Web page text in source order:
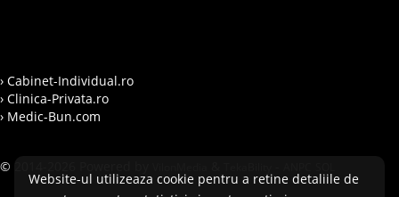
› Cabinet-Individual.ro
› Clinica-Privata.ro
› Medic-Bun.com
© 2014-2026 Powered by
Website-ul utilizeaza cookie pentru a retine detaliile de